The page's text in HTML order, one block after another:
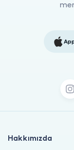
Hakkımızda